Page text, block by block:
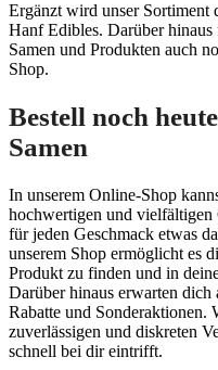
Ergänzt wird unser Sortiment
Hanf Edibles. Darüber hinaus
Samen und Produkten auch
Shop.
Bestell noch
Samen
In unserem Online-Shop
hochwertigen und vielfältigen
für jeden Geschmack etwas
unserem Shop ermöglicht es
Produkt zu finden und in
Darüber hinaus erwarten
Rabatte und Sonderaktionen.
zuverlässigen und diskreten
schnell bei dir eintrifft.